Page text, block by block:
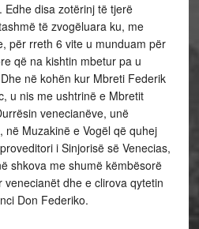
Edhe disa zotërinj të tjerë
të zvogëluara ku, me
për rreth 6 vite u munduam për
që na kishtin mbetur pa u
në kohën kur Mbreti Federik
u nis me ushtrinë e Mbretit
venecianëve, unë
në Muzakinë e Vogël që quhej
i Sinjorisë së Venecias,
shkova me shumë këmbësorë
dhe e clirova qytetin
Don Federiko.